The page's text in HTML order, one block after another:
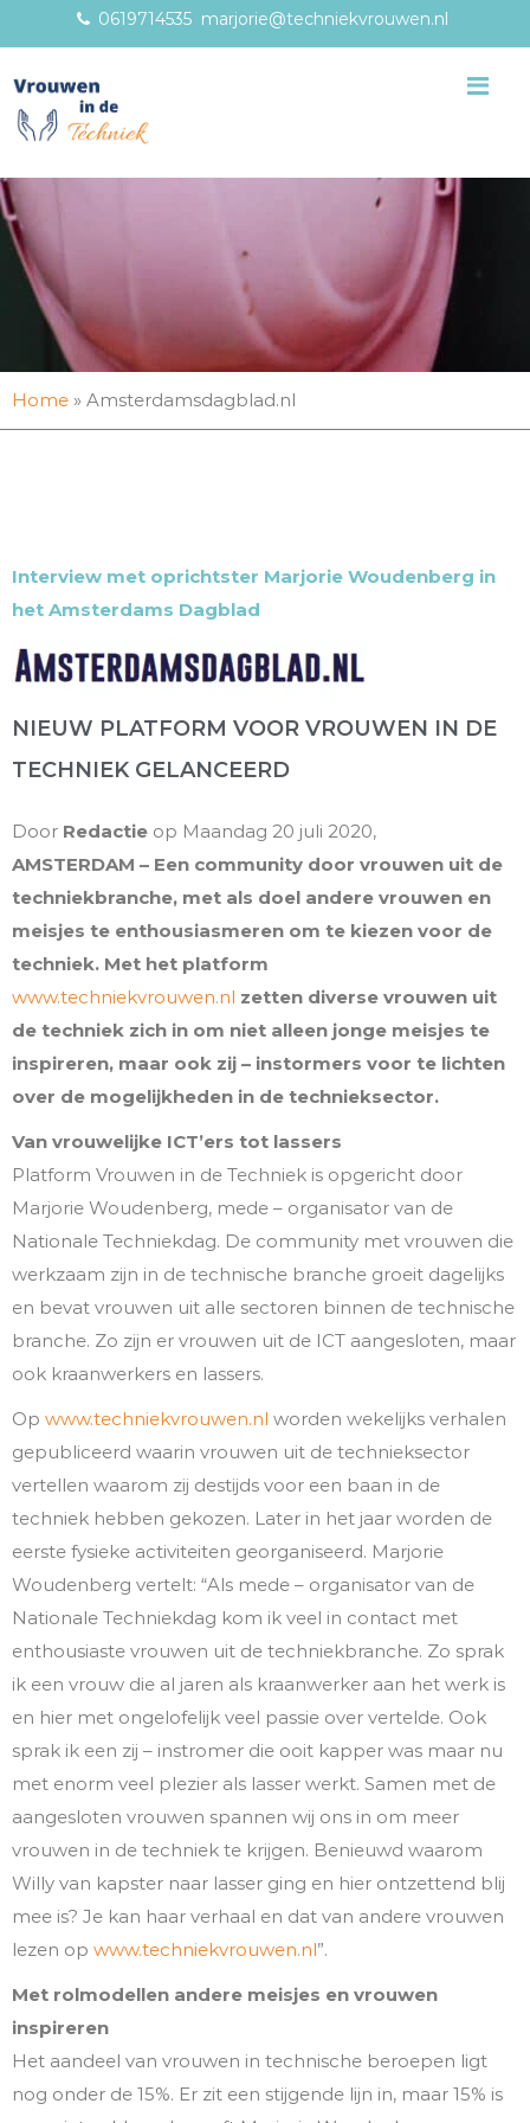
0619714535 marjorie@techniekvrouwen.nl
Home » Amsterdamsdagblad.nl
Interview met oprichtster Marjorie Woudenberg in
het Amsterdams Dagblad
NIEUW PLATFORM VOOR VROUWEN IN DE
TECHNIEK GELANCEERD
Door Redactie op Maandag 20 juli 2020,
AMSTERDAM – Een community door vrouwen uit de
techniekbranche, met als doel andere vrouwen en
meisjes te enthousiasmeren om te kiezen voor de
techniek. Met het platform
www.techniekvrouwen.nl zetten diverse vrouwen uit
de techniek zich in om niet alleen jonge meisjes te
inspireren, maar ook zij – instormers voor te lichten
over de mogelijkheden in de technieksector.
Van vrouwelijke ICT’ers tot lassers
Platform Vrouwen in de Techniek is opgericht door
Marjorie Woudenberg, mede – organisator van de
Nationale Techniekdag. De community met vrouwen die
werkzaam zijn in de technische branche groeit dagelijks
en bevat vrouwen uit alle sectoren binnen de technische
branche. Zo zijn er vrouwen uit de ICT aangesloten, maar
ook kraanwerkers en lassers.
Op www.techniekvrouwen.nl worden wekelijks verhalen
gepubliceerd waarin vrouwen uit de technieksector
vertellen waarom zij destijds voor een baan in de
techniek hebben gekozen. Later in het jaar worden de
eerste fysieke activiteiten georganiseerd. Marjorie
Woudenberg vertelt: “Als mede – organisator van de
Nationale Techniekdag kom ik veel in contact met
enthousiaste vrouwen uit de techniekbranche. Zo sprak
ik een vrouw die al jaren als kraanwerker aan het werk is
en hier met ongelofelijk veel passie over vertelde. Ook
sprak ik een zij – instromer die ooit kapper was maar nu
met enorm veel plezier als lasser werkt. Samen met de
aangesloten vrouwen spannen wij ons in om meer
vrouwen in de techniek te krijgen. Benieuwd waarom
Willy van kapster naar lasser ging en hier ontzettend blij
mee is? Je kan haar verhaal en dat van andere vrouwen
lezen op www.techniekvrouwen.nl”.
Met rolmodellen andere meisjes en vrouwen
inspireren
Het aandeel van vrouwen in technische beroepen ligt
nog onder de 15%. Er zit een stijgende lijn in, maar 15% is